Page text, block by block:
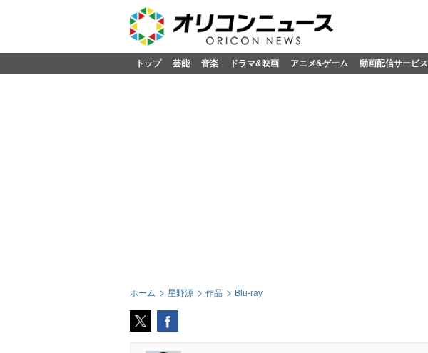
トップ 芸能 音楽 ドラマ&映画 アニメ&ゲーム 動画配信サービス
ホーム 星野源 作品 Blu-ray